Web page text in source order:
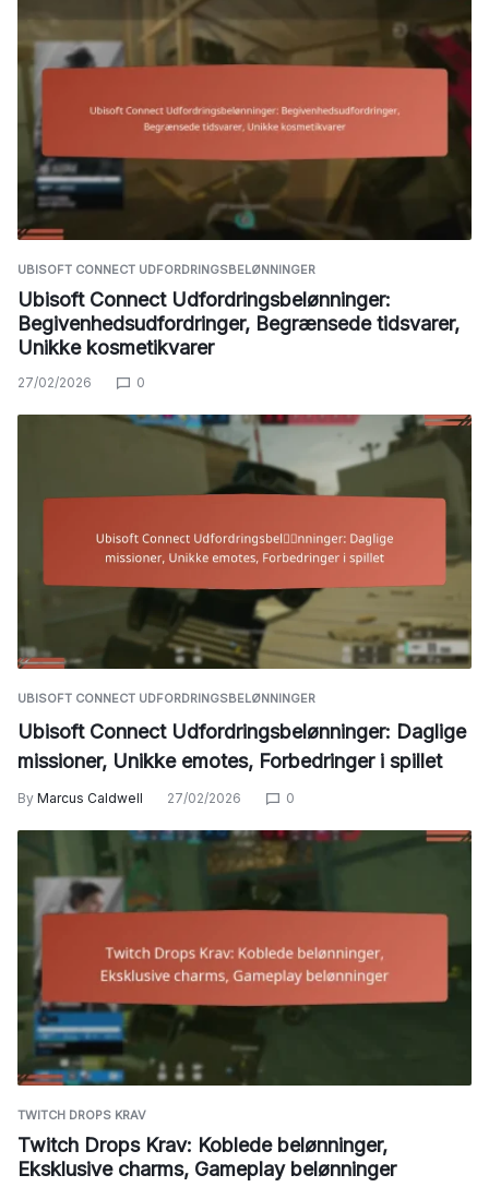
UBISOFT CONNECT UDFORDRINGSBELØNNINGER
Ubisoft Connect Udfordringsbelønninger:
Begivenhedsudfordringer, Begrænsede tidsvarer,
Unikke kosmetikvarer
27/02/2026 0
UBISOFT CONNECT UDFORDRINGSBELØNNINGER
Ubisoft Connect Udfordringsbelønninger: Daglige
missioner, Unikke emotes, Forbedringer i spillet
By Marcus Caldwell 27/02/2026 0
TWITCH DROPS KRAV
Twitch Drops Krav: Koblede belønninger,
Eksklusive charms, Gameplay belønninger